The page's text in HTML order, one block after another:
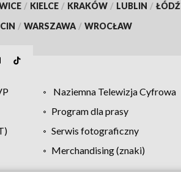
/ KIELCE / KRAKÓW / LUBLIN / ŁÓDŹ
/ WARSZAWA / WROCŁAW
Naziemna Telewizja Cyfrowa
Program dla prasy
Serwis fotograficzny
Merchandising (znaki)